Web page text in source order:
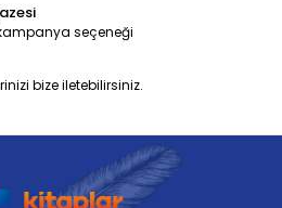
seçeneği
bize iletebilirsiniz.